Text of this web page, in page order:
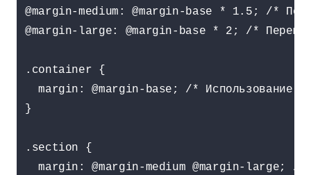
@margin-medium: @margin-base * 1.5; /*
@margin-large: @margin-base * 2; /*
.container {
margin: @margin-base; /* Использование
}
.section {
margin: @margin-medium @margin-large; /